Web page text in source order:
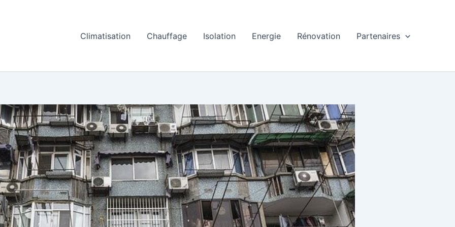
Climatisation Chauffage Isolation Energie Rénovation Partenaires